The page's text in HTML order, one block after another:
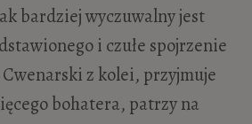
bardziej wyczuwalny jest
i czułe spojrzenie
z kolei, przyjmuje
bohatera, patrzy na